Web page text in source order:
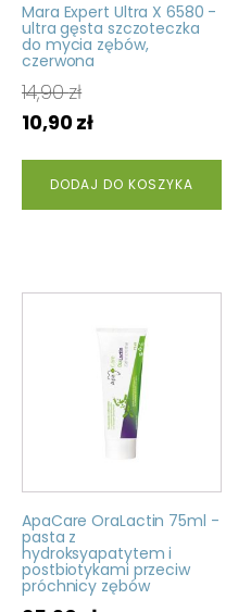
Mara Expert Ultra X 6580 -
ultra gęsta szczoteczka
do mycia zębów,
czerwona
14,90zł
Pierwotna
wynosiła:
10,90złAktualna
wynosi:
DODAJ DO KOSZYKA
ApaCare OraLactin 75ml -
pasta z
hydroksyapatytem i
postbiotykami przeciw
próchnicy zębów